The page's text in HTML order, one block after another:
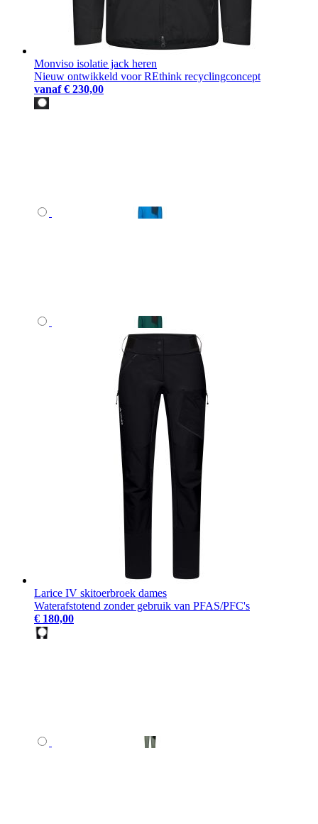
Monviso isolatie jack heren
Nieuw ontwikkeld voor REthink recyclingconcept
vanaf € 230,00
Larice IV skitoerbroek dames
Waterafstotend zonder gebruik van PFAS/PFC's
€ 180,00